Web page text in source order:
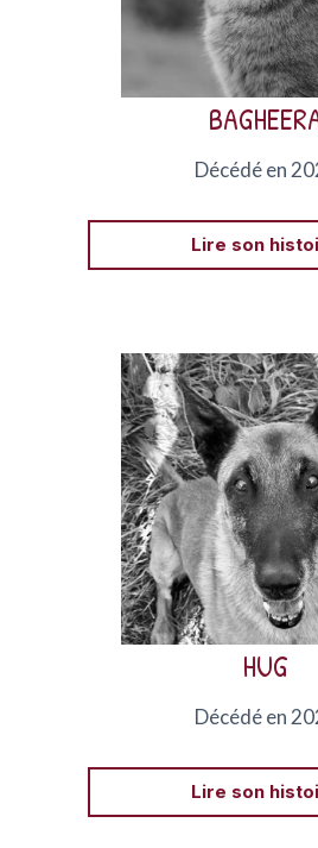
Décédé en
euthanasié suite à
Lire son
HUG
Décédé en
Hug, Berger Belge Malinois de
AVA après le décès brutal de
paralysé et souffrait de
sa gueule, c’est pourquoi les
partir.
Lire son